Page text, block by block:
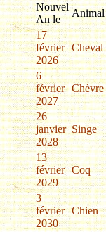
Nouvel
An le
Animal
17
février
2026
Cheval
6
février
2027
Chèvre
26
janvier
2028
Singe
13
février
2029
Coq
3
février
2030
Chien